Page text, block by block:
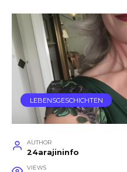
LEBENSGESCHICHTEN
AUTHOR
24arajininfo
VIEWS